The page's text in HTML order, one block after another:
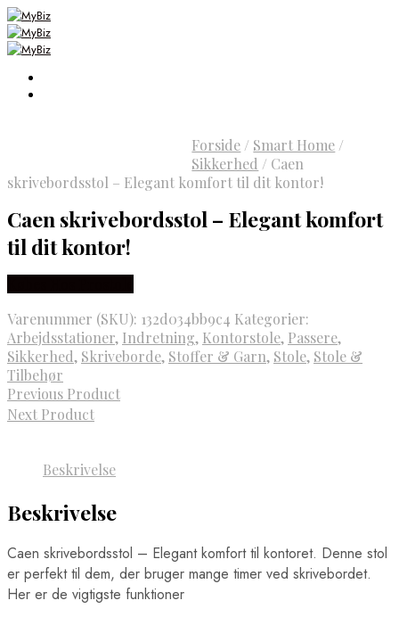
Forside / Smart Home /
Sikkerhed / Caen
skrivebordsstol – Elegant komfort til dit kontor!
Caen skrivebordsstol – Elegant komfort
til dit kontor!
Varenummer (SKU): 132d034bb9c4 Kategorier:
Arbejdsstationer, Indretning, Kontorstole, Passere,
Sikkerhed, Skriveborde, Stoffer & Garn, Stole, Stole &
Tilbehør
Previous Product
Next Product
Beskrivelse
Beskrivelse
Caen skrivebordsstol – Elegant komfort til kontoret. Denne stol
er perfekt til dem, der bruger mange timer ved skrivebordet.
Her er de vigtigste funktioner